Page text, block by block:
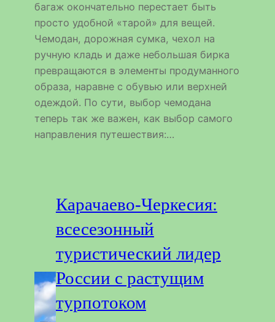
багаж окончательно перестает быть
просто удобной «тарой» для вещей.
Чемодан, дорожная сумка, чехол на
ручную кладь и даже небольшая бирка
превращаются в элементы продуманного
образа, наравне с обувью или верхней
одеждой. По сути, выбор чемодана
теперь так же важен, как выбор самого
направления путешествия:…
Карачаево-Черкесия:
всесезонный
туристический лидер
России с растущим
турпотоком